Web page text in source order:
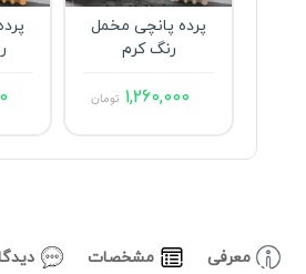
پرده پانچی مخمل
رنگ کرم
1,260,000 تومان
معرفی مشخصات